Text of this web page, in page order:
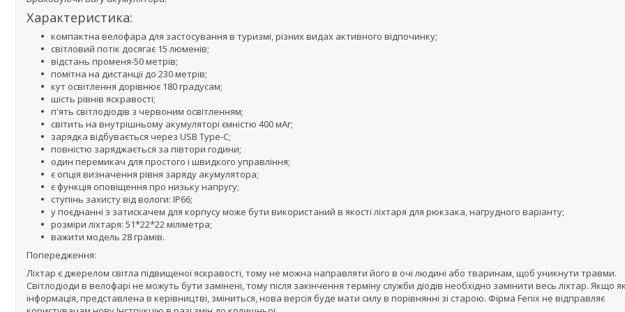
Характеристика:
компактна велофара для застосування в туризмі, різних видах активного відпочинку;
світловий потік досягає 15 люменів;
відстань променя-50 метрів;
помітна на дистанції до 230 метрів;
кут освітлення дорівнює 180 градусам;
шість рівнів яскравості;
п'ять світлодіодів з червоним освітленням;
світить на внутрішньому акумуляторі ємністю 400 мАг;
зарядка відбувається через USB Type-C;
повністю заряджається за півтори години;
один перемикач для простого і швидкого управління;
є опція визначення рівня заряду акумулятора;
є функція оповіщення про низьку напругу;
ступінь захисту від вологи: IP66;
у поєднанні з затискачем для корпусу може бути використаний в якості ліхтаря для рюкзака, нагрудного варіанту;
розміри ліхтаря: 51*22*22 міліметра;
важити модель 28 грамів.
Попередження:
Ліхтар є джерелом світла підвищеної яскравості, тому не можна направляти його в очі людині або тваринам, щоб уникнути травми.
Світлодіоди в велофарі не можуть бути замінені, тому після закінчення терміну служби діодів необхідно замінити весь ліхтар. Якщо
інформація, представлена в керівництві, зміниться, нова версія буде мати силу в порівнянні зі старою. Фірма Fenix не відправляє